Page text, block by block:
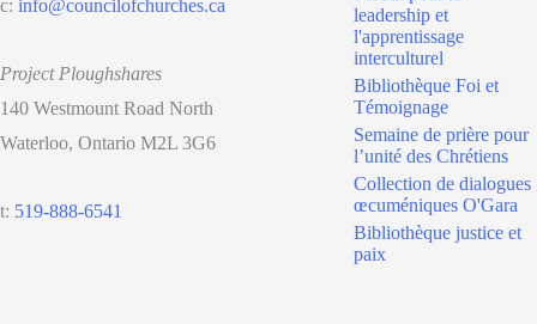
c: info@councilofchurches.ca
Project Ploughshares
140 Westmount Road North
Waterloo, Ontario M2L 3G6
t: 519-888-6541
leadership et
l'apprentissage
interculturel
Bibliothèque Foi et
Témoignage
Semaine de prière pour
l’unité des Chrétiens
Collection de dialogues
œcuméniques O'Gara
Bibliothèque justice et
paix